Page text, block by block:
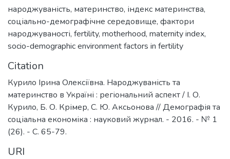
народжуваність, материнство, індекс материнства,
соціально-демографічне середовище, фактори
народжуваності, fertility, motherhood, maternity index,
socio-demographic environment factors in fertility
Citation
Курило Ірина Олексіївна. Народжуваність та
материнство в Україні : регіональний аспект / І. О.
Курило, Б. О. Крімер, С. Ю. Аксьонова // Демографія та
соціальна економіка : науковий журнал. - 2016. - № 1
(26). - С. 65-79.
URI